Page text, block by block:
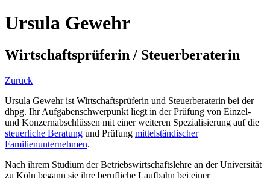
Ursula Gewehr
Wirtschaftsprüferin / Steuerberaterin
Zurück
Ursula Gewehr ist Wirtschaftsprüferin und Steuerberaterin bei der
dhpg. Ihr Aufgabenschwerpunkt liegt in der Prüfung von Einzel-
und Konzernabschlüssen mit einer weiteren Spezialisierung auf die
steuerliche Beratung und Prüfung mittelständischer
Familienunternehmen.
Nach ihrem Studium der Betriebswirtschaftslehre an der Universität
zu Köln begann sie ihre berufliche Laufbahn bei einer